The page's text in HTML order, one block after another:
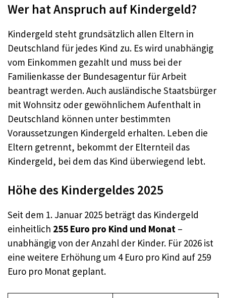
Wer hat Anspruch auf Kindergeld?
Kindergeld steht grundsätzlich allen Eltern in
Deutschland für jedes Kind zu. Es wird unabhängig
vom Einkommen gezahlt und muss bei der
Familienkasse der Bundesagentur für Arbeit
beantragt werden. Auch ausländische Staatsbürger
mit Wohnsitz oder gewöhnlichem Aufenthalt in
Deutschland können unter bestimmten
Voraussetzungen Kindergeld erhalten. Leben die
Eltern getrennt, bekommt der Elternteil das
Kindergeld, bei dem das Kind überwiegend lebt.
Höhe des Kindergeldes 2025
Seit dem 1. Januar 2025 beträgt das Kindergeld
einheitlich 255 Euro pro Kind und Monat –
unabhängig von der Anzahl der Kinder. Für 2026 ist
eine weitere Erhöhung um 4 Euro pro Kind auf 259
Euro pro Monat geplant.